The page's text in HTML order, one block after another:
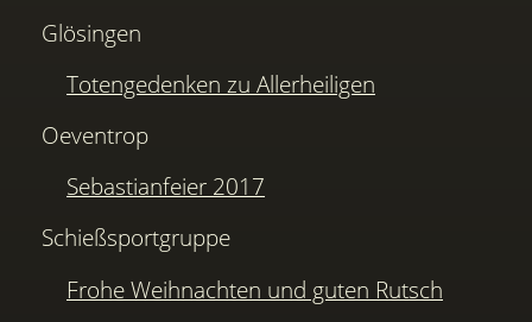
Glösingen
Totengedenken zu Allerheiligen
Oeventrop
Sebastianfeier 2017
Schießsportgruppe
Frohe Weihnachten und guten Rutsch